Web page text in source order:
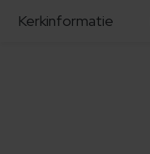
Kerkinformatie